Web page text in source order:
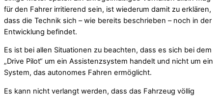
für den Fahrer irritierend sein, ist wiederum damit zu erklären,
dass die Technik sich – wie bereits beschrieben – noch in der
Entwicklung befindet.
Es ist bei allen Situationen zu beachten, dass es sich bei dem
„Drive Pilot“ um ein Assistenzsystem handelt und nicht um ein
System, das autonomes Fahren ermöglicht.
Es kann nicht verlangt werden, dass das Fahrzeug völlig